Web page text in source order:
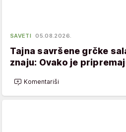
SAVETI 05.08.2026.
Tajna savršene grčke
znaju: Ovako je
Komentariši